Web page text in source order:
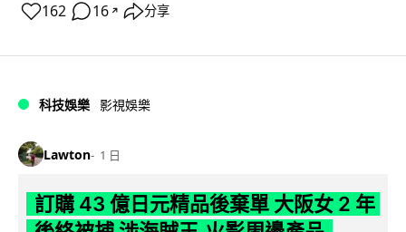
162 16 ↗ 分享
科技娛樂 影視娛樂
Lawton 1 日
訂購 43 億日元精品後棄單 大阪女 2 年